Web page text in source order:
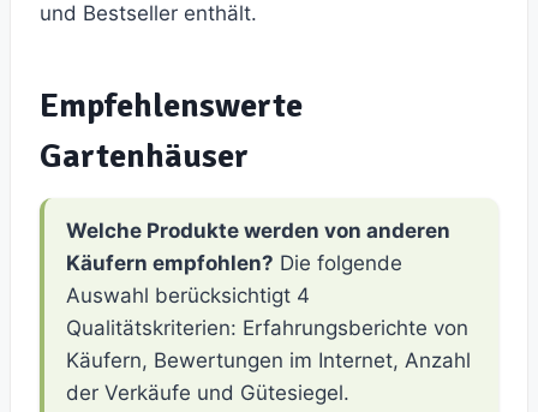
und Bestseller enthält.
Empfehlenswerte
Gartenhäuser
Welche Produkte werden von anderen
Käufern empfohlen? Die folgende
Auswahl berücksichtigt 4
Qualitätskriterien: Erfahrungsberichte von
Käufern, Bewertungen im Internet, Anzahl
der Verkäufe und Gütesiegel.